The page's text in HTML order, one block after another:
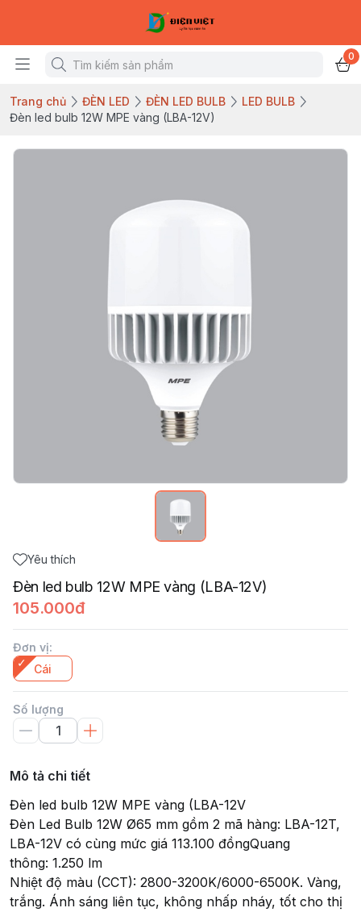
0
Trang chủ ĐÈN LED ĐÈN LED BULB
LED BULB
Đèn led bulb 12W MPE vàng (LBA-12V)
Yêu thích
Đèn led bulb 12W MPE vàng (LBA-12V)
105.000đ
Đơn vị:
Cái
Số lượng
Mô tả chi tiết
Đèn led bulb 12W MPE vàng (LBA-12V
Đèn Led Bulb 12W Ø65 mm gồm 2 mã hàng: LBA-12T,
LBA-12V có cùng mức giá 113.100 đồngQuang
thông: 1.250 lm
Nhiệt độ màu (CCT): 2800-3200K/6000-6500K. Vàng,
trắng. Ánh sáng liên tục, không nhấp nháy, tốt cho thị